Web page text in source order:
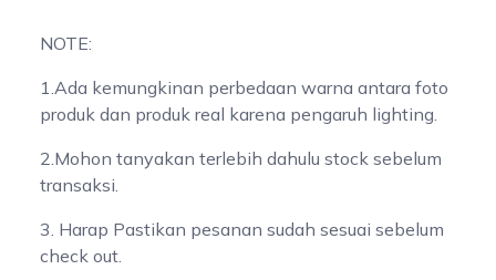
NOTE:
1.Ada kemungkinan perbedaan warna antara foto
produk dan produk real karena pengaruh lighting.
2.Mohon tanyakan terlebih dahulu stock sebelum
transaksi.
3. Harap Pastikan pesanan sudah sesuai sebelum
check out.